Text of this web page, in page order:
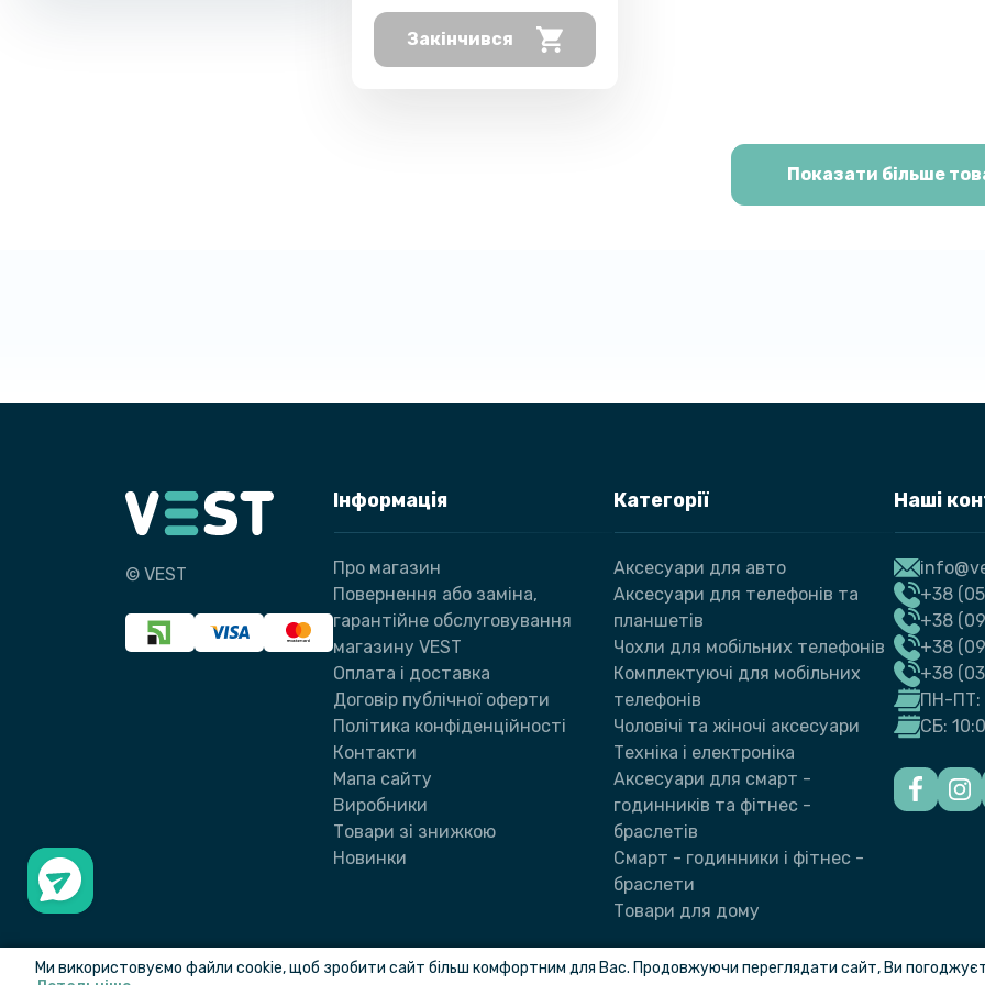
Закінчився
Показати більше
© VEST
Інформація
Про магазин
Повернення або заміна,
гарантійне обслуговування
магазину VEST
Оплата і доставка
Договір публічної оферти
Політика конфіденційності
Контакти
Мапа сайту
Виробники
Товари зі знижкою
Новинки
Категорії
Аксесуари для авто
Аксесуари для телефонів та
планшетів
Чохли для мобільних телефонів
Комплектуючі для мобільних
телефонів
Чоловічі та жіночі аксесуари
Техніка і електроніка
Аксесуари для смарт -
годинників та фітнес -
браслетів
Смарт - годинники і фітнес -
браслети
Товари для дому
Наші
+38
+38
+38
+38
ПН-ПТ:
СБ:
Ми використовуємо файли cookie, щоб зробити сайт більш комфортним для Вас. Продовжуючи переглядати сайт, Ви